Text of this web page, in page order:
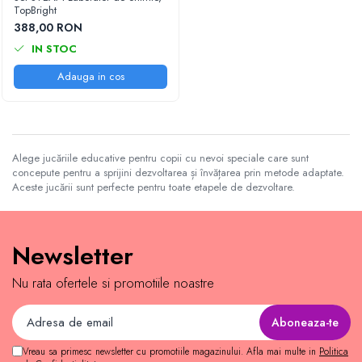
Nisip kinetic
Jucarii interactive
Proiector pentru copii
Instrumente muzicale pentru copii
Bucatarii pentru copii
Banc de lucru pentru copii
Bormasina magica
Costum Halloween Copii
Papusi si Bebelusi Reborn
Animale de jucarie
Jucarii cu Dinozauri
Figurine cu animale domestice
Cadou copii 8 ani
Cadou copii 9 ani
Cadou copii 10 ani
Cadou copii 11 ani
TopBright
388,00 RON
IN STOC
Adauga in cos
Alege jucăriile educative pentru copii cu nevoi speciale care sunt
concepute pentru a sprijini dezvoltarea și învățarea prin metode adaptate.
Aceste jucării sunt perfecte pentru toate etapele de dezvoltare.
Newsletter
Nu rata ofertele si promotiile noastre
Vreau sa primesc newsletter cu promotiile magazinului. Afla mai multe in Politica